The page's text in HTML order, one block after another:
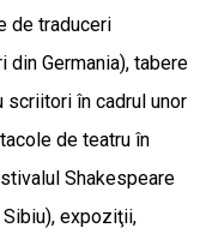
de traduceri
din Germania), tabere
în cadrul unor
de teatru în
Shakespeare
expoziţii,